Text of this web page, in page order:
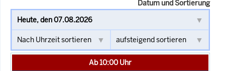
Datum und Sortierung
Ab 10:00 Uhr